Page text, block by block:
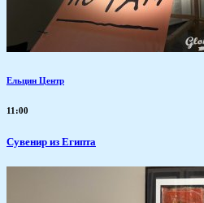
Ельцин Центр
11:00
Сувенир из Египта